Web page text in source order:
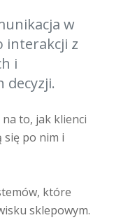
w
interakcji z
i
decyzji.
to, jak klienci
po nim i
które
sklepowym.